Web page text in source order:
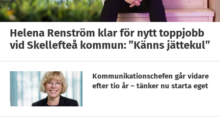
Helena Renström klar för nytt toppjobb
vid Skellefteå kommun: ”Känns jättekul”
Kommunikationschefen går vidare
efter tio år – tänker nu starta eget